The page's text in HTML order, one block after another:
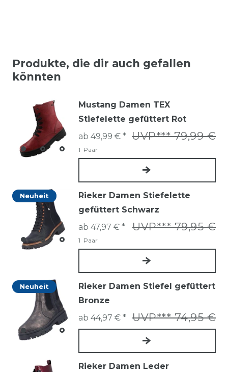
Produkte, die dir auch gefallen
könnten
Mustang Damen TEX
Stiefelette gefüttert Rot
UVP*** 79,99 €
ab 49,99 € *
1 Paar
Neuheit
Rieker Damen Stiefelette
gefüttert Schwarz
UVP*** 79,95 €
ab 47,97 € *
1 Paar
Neuheit
Rieker Damen Stiefel gefüttert
Bronze
UVP*** 74,95 €
ab 44,97 € *
Rieker Damen Leder